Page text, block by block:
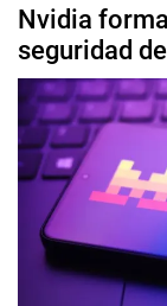
Nvidia
seguridad